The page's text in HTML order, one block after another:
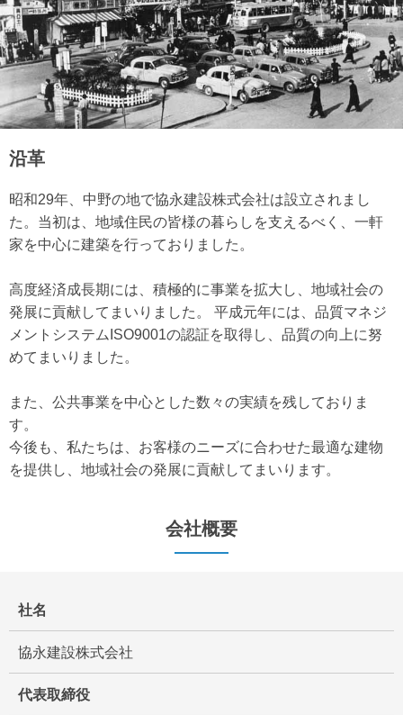
沿革
昭和29年、中野の地で協永建設株式会社は設立されまし
た。当初は、地域住民の皆様の暮らしを支えるべく、一軒
家を中心に建築を行っておりました。
高度経済成長期には、積極的に事業を拡大し、地域社会の
発展に貢献してまいりました。 平成元年には、品質マネジ
メントシステムISO9001の認証を取得し、品質の向上に努
めてまいりました。
また、公共事業を中心とした数々の実績を残しておりま
す。
今後も、私たちは、お客様のニーズに合わせた最適な建物
を提供し、地域社会の発展に貢献してまいります。
会社概要
社名
協永建設株式会社
代表取締役